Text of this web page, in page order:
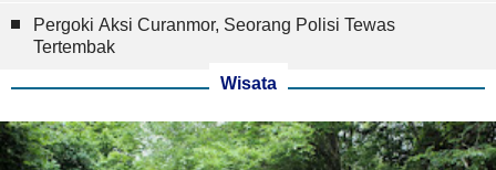
Pergoki Aksi Curanmor, Seorang Polisi Tewas
Tertembak
Wisata